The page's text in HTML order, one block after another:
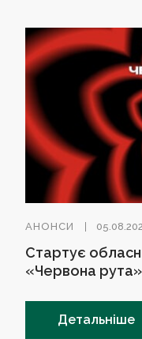
АНОНСИ
Стартує
«Червона рута»
Детальніше